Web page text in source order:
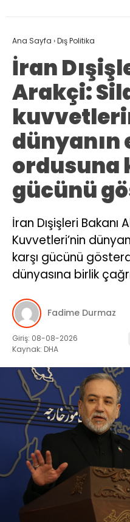
Ana Sayfa ›Dış Politika
İran
Arakçi:
dünyanın
ordusuna
gücünü
İran Dışişleri Bakanı
Kuvvetleri’nin
karşı gücünü
dünyasına birlik
Fadime Durmaz
Giriş: 08-08-2026
Kaynak: DHA